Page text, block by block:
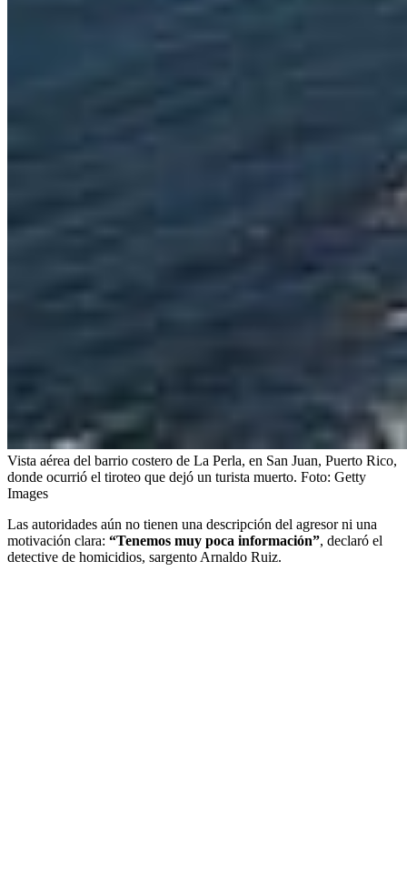
Vista aérea del barrio costero de La Perla, en San Juan, Puerto Rico,
donde ocurrió el tiroteo que dejó un turista muerto. Foto: Getty
Images
Las autoridades aún no tienen una descripción del agresor ni una
motivación clara: “Tenemos muy poca información”, declaró el
detective de homicidios, sargento Arnaldo Ruiz.